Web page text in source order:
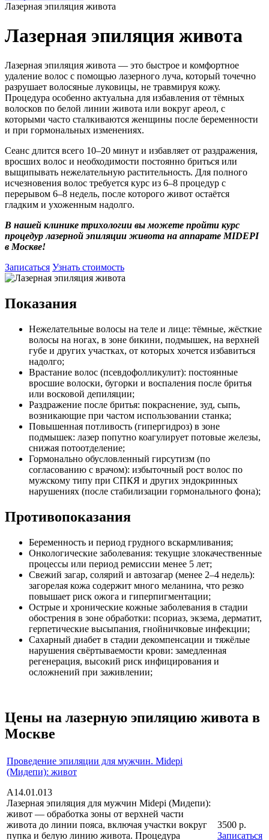
Лазерная эпиляция живота
Лазерная эпиляция живота
Лазерная эпиляция живота — это быстрое и комфортное
удаление волос с помощью лазерного луча, который точечно
разрушает волосяные луковицы, не травмируя кожу.
Процедура особенно актуальна для избавления от тёмных
волосков по белой линии живота или вокруг ареол, с
которыми часто сталкиваются женщины после беременности
и при гормональных изменениях.
Сеанс длится всего 10–20 минут и избавляет от раздражения,
вросших волос и необходимости постоянно бриться или
выщипывать нежелательную растительность. Для полного
исчезновения волос требуется курс из 6–8 процедур с
перерывом 6–8 недель, после которого живот остаётся
гладким и ухоженным надолго.
В нашей клинике трихологии вы можете пройти курс
процедур лазерной эпиляции живота на аппарате MIDEPI
в Москве!
Записаться Узнать стоимость
Показания
Нежелательные волосы на теле и лице: тёмные, жёсткие
волосы на ногах, в зоне бикини, подмышек, на верхней
губе и других участках, от которых хочется избавиться
надолго;
Врастание волос (псевдофолликулит): постоянные
вросшие волоски, бугорки и воспаления после бритья
или восковой депиляции;
Раздражение после бритья: покраснение, зуд, сыпь,
возникающие при частом использовании станка;
Повышенная потливость (гипергидроз) в зоне
подмышек: лазер попутно коагулирует потовые железы,
снижая потоотделение;
Гормонально обусловленный гирсутизм (по
согласованию с врачом): избыточный рост волос по
мужскому типу при СПКЯ и других эндокринных
нарушениях (после стабилизации гормонального фона);
Противопоказания
Беременность и период грудного вскармливания;
Онкологические заболевания: текущие злокачественные
процессы или период ремиссии менее 5 лет;
Свежий загар, солярий и автозагар (менее 2–4 недель):
загорелая кожа содержит много меланина, что резко
повышает риск ожога и гиперпигментации;
Острые и хронические кожные заболевания в стадии
обострения в зоне обработки: псориаз, экзема, дерматит,
герпетические высыпания, гнойничковые инфекции;
Сахарный диабет в стадии декомпенсации и тяжёлые
нарушения свёртываемости крови: замедленная
регенерация, высокий риск инфицирования и
осложнений при заживлении;
Цены на лазерную эпиляцию живота в
Москве
Проведение эпиляции для мужчин. Midepi
(Мидепи): живот
А14.01.013
Лазерная эпиляция для мужчин Midepi (Мидепи):
живот — обработка зоны от верхней части
живота до линии пояса, включая участки вокруг
пупка и белую линию живота. Процедура
3500 р.
Записаться